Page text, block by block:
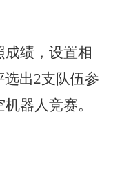
绩，设置相
出2支队伍参
器人竞赛。